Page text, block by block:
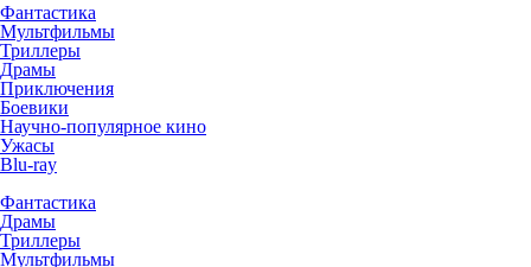
Фантастика
Мультфильмы
Триллеры
Драмы
Приключения
Боевики
Научно-популярное кино
Ужасы
Blu-ray
Фантастика
Драмы
Триллеры
Мультфильмы